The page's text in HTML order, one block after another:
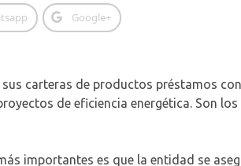
Google+
carteras de productos préstamos
de eficiencia energética. Son
importantes es que la entidad se